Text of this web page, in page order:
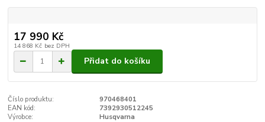
17 990 Kč
14 868 Kč bez DPH
Přidat do košíku
Číslo produktu:
970468401
EAN kód:
7392930512245
Výrobce:
Husqvarna